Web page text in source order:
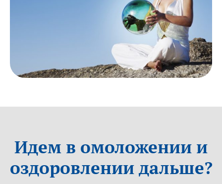
Идем в омоложении и
оздоровлении дальше?